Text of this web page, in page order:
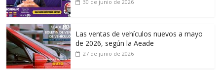
30 de junio de 2026
Las ventas de vehículos nuevos a mayo
de 2026, según la Aeade
27 de junio de 2026